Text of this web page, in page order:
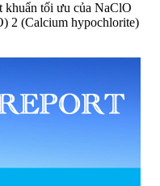
khuẩn tối ưu của NaClO
2 (Calcium hypochlorite)